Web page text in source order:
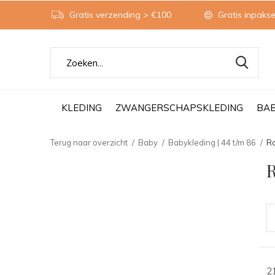
KLEDING ZWANGERSCHAPSKLEDING
Gratis verzending > €100 Gratis
Terug naar overzicht Baby Babykleding | 44 t/m 86